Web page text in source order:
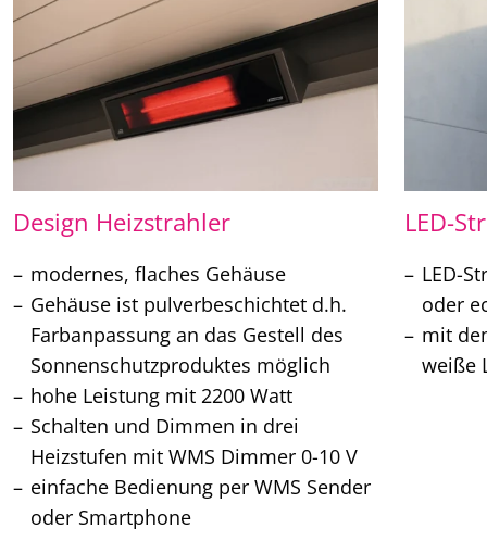
Design Heizstrahler
modernes, flaches Gehäuse
Gehäuse ist pulverbeschichtet d.h.
Farbanpassung an das Gestell des
Sonnenschutzproduktes möglich
hohe Leistung mit 2200 Watt
Schalten und Dimmen in drei
Heizstufen mit WMS Dimmer 0-10 V
einfache Bedienung per WMS Sender
oder Smartphone
LED-
LED-
oder
mit
weiße